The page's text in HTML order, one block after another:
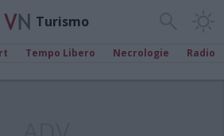
Turismo
Tempo Libero Necrologie Radio